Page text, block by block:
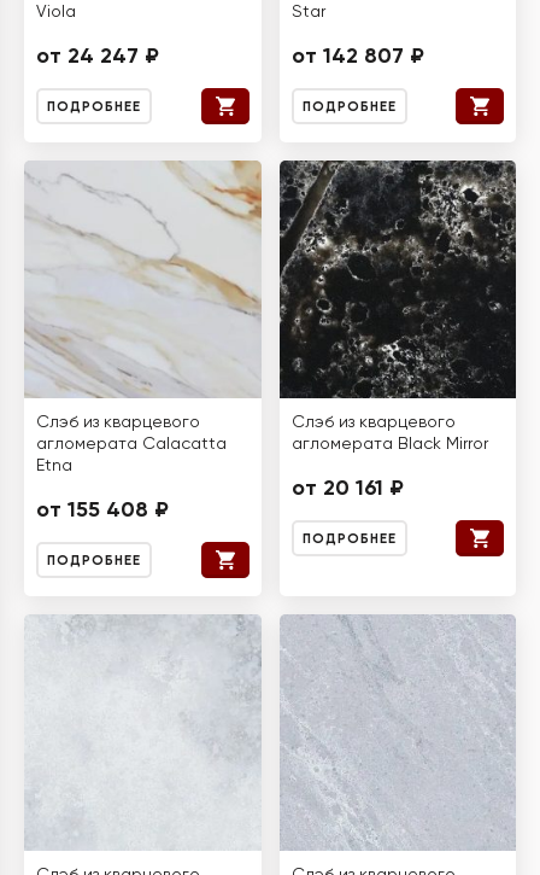
Viola
от 24 247 ₽
ПОДРОБНЕЕ
Star
от 142 807 ₽
ПОДРОБНЕЕ
Слэб из кварцевого
агломерата Calacatta
Etna
от 155 408 ₽
ПОДРОБНЕЕ
Слэб из кварцевого
агломерата Black Mirror
от 20 161 ₽
ПОДРОБНЕЕ